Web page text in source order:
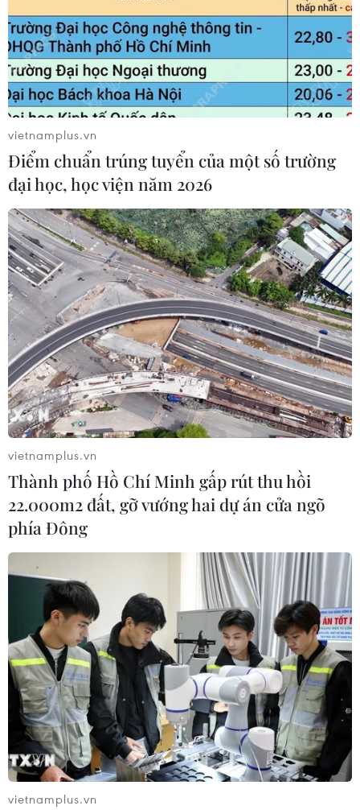
05/08/2026 05:58
Lở đất tại Ethiopia khiến ít nhất 14
người thiệt mạng
Kế hoạch đồng tiền chung Tây Phi
đối mặt thách thức
03/08/2026 23:10
Nigeria: Hơn 100 người bị bắt cóc ở
bang Zamfara
03/08/2026 11:32
Châu Phi tận dụng lợi thế quang điện
cho ngành xe điện
03/08/2026 09:46
Động đất mạnh làm rung chuyển
nhiều khu vực tại Ai Cập
03/08/2026 03:11
90 người thiệt mạng trong khủng
hoảng di cư tại Ceuta
02/08/2026 23:08
Giao tranh tại Sudan leo thang, hàng
chục dân thường thương vong
31/07/2026 11:24
vietnamplus.vn
Điểm chuẩn trúng tuyển của một số trường
đại học, học viện năm 2026
vietnamplus.vn
Thành phố Hồ Chí Minh gấp rút thu hồi
22.000m2 đất, gỡ vướng hai dự án cửa ngõ
phía Đông
vietnamplus.vn